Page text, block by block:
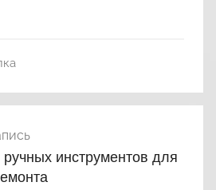
инструментов для